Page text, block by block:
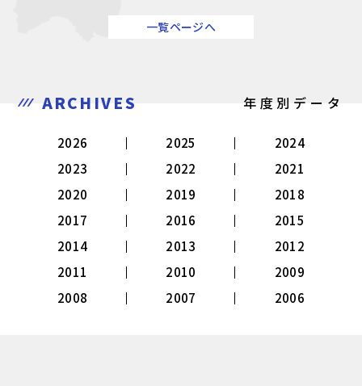
一覧ページへ
ARCHIVES 年度別データ
2026 2025
2024
2023
2022
2021
2020
2019
2018
2017
2016
2015
2014
2013
2012
2011
2010
2009
2008
2007 2006